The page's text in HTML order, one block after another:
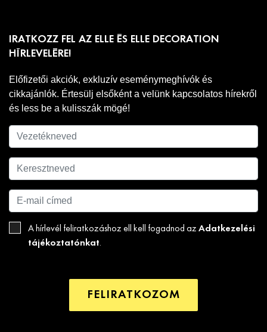
IRATKOZZ FEL AZ ELLE ÉS ELLE DECORATION
HÍRLEVELÉRE!
Előfizetői akciók, exkluzív eseménymeghívók és
cikkajánlók. Értesülj elsőként a velünk kapcsolatos hírekről
és less be a kulisszák mögé!
A hírlevél feliratkozáshoz ell kell fogadnod az Adatkezelési
tájékoztatónkat.
FELIRATKOZOM